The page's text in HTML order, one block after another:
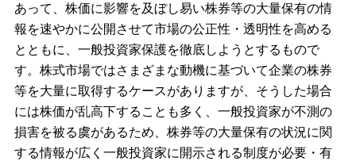
あって、株価に影響を及ぼし易い株券等の大量保有の情
報を速やかに公開させて市場の公正性・透明性を高める
とともに、一般投資家保護を徹底しようとするもので
す。株式市場ではさまざまな動機に基づいて企業の株券
等を大量に取得するケースがありますが、そうした場合
には株価が乱高下することも多く、一般投資家が不測の
損害を被る虞があるため、株券等の大量保有の状況に関
する情報が広く一般投資家に開示される制度が必要・有